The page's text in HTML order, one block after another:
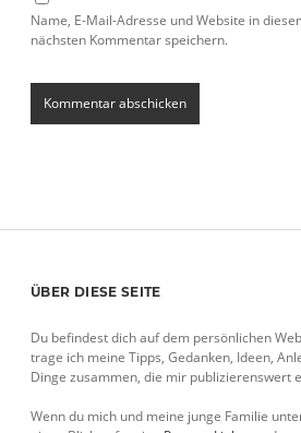
Name, E-Mail-Adresse und Website in
nächsten Kommentar speichern.
Sidebar
ÜBER DIESE SEITE
Du befindest dich auf dem persönlichen
trage ich meine Tipps, Gedanken, Ideen,
Dinge zusammen, die mir publizierenswert
Wenn du mich und meine junge Familie